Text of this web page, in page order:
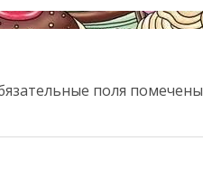
поля помечены